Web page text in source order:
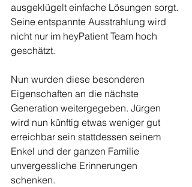
ausgeklügelt einfache Lösungen sorgt.
Seine entspannte Ausstrahlung wird
nicht nur im heyPatient Team hoch
geschätzt.
Nun wurden diese besonderen
Eigenschaften an die nächste
Generation weitergegeben. Jürgen
wird nun künftig etwas weniger gut
erreichbar sein stattdessen seinem
Enkel und der ganzen Familie
unvergessliche Erinnerungen
schenken.